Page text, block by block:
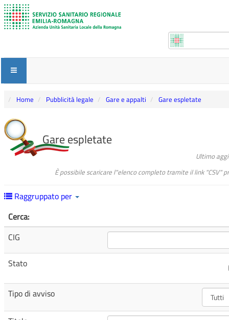
Home Pubblicità legale Gare e appalti Gare espletate
Gare espletate
Ultimo
È possibile scaricare l"elenco completo tramite il link "CSV"
Raggruppato per
Cerca:
CIG
Stato
Tipo di avviso